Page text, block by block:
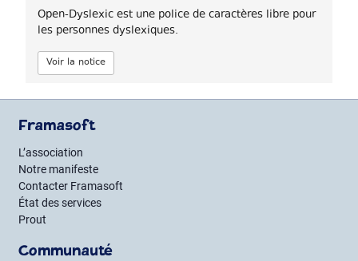
Open-Dyslexic est une police de caractères libre pour
les personnes dyslexiques.
Voir la notice
Framasoft
L’association
Notre manifeste
Contacter Framasoft
État des services
Prout
Communauté